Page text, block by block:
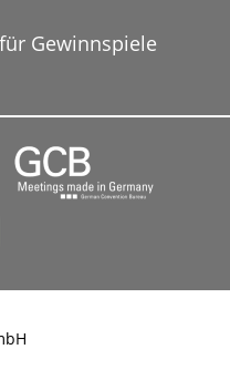
Gewinnspiele